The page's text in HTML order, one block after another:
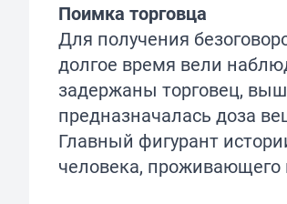
Поимка торговца
Для получения
долгое время вели
задержаны торговец,
предназначалась доза
Главный фигурант
человека, проживающего